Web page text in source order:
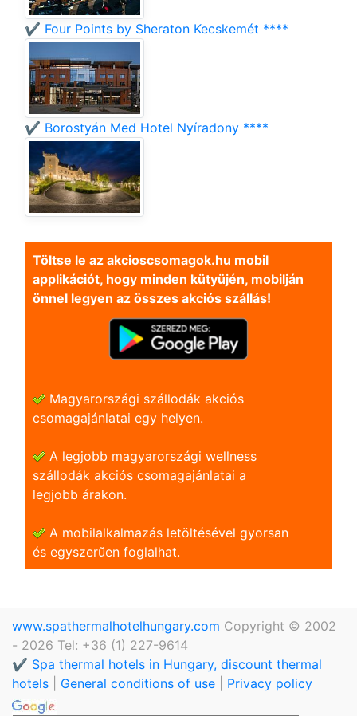
✔️ Four Points by Sheraton Kecskemét ****
✔️ Borostyán Med Hotel Nyíradony ****
Töltse le az akcioscsomagok.hu mobil
applikációt, hogy minden kütyüjén, mobilján
önnel legyen az összes akciós szállás!
Magyarországi szállodák akciós
csomagajánlatai egy helyen.
A legjobb magyarországi wellness
szállodák akciós csomagajánlatai a
legjobb árakon.
A mobilalkalmazás letöltésével gyorsan
és egyszerũen foglalhat.
www.spathermalhotelhungary.com Copyright © 2002
- 2026 Tel: +36 (1) 227-9614
✔️ Spa thermal hotels in Hungary, discount thermal
hotels
General conditions of use Privacy policy